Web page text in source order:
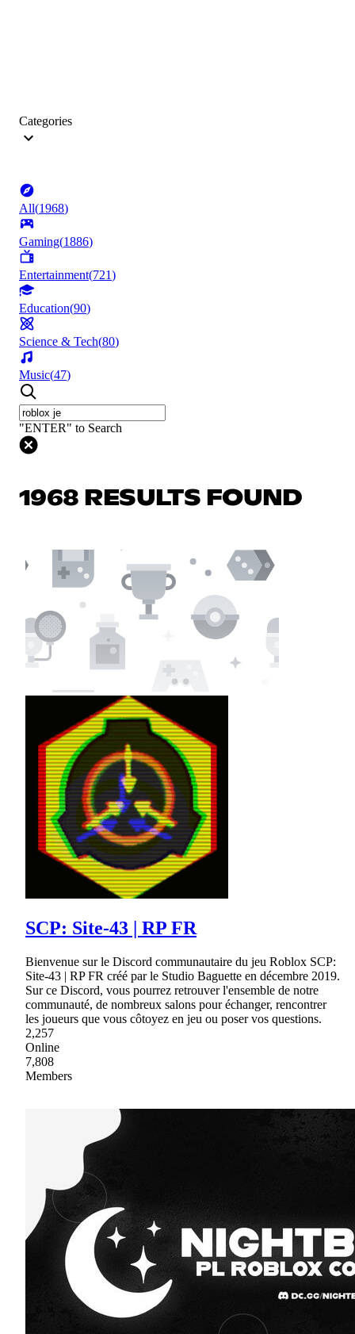
Categories
All(1968)
Gaming(1886)
Entertainment(721)
Education(90)
Science & Tech(80)
Music(47)
"ENTER" to Search
1968 RESULTS FOUND
SCP: Site-43 | RP FR
Bienvenue sur le Discord communautaire du jeu Roblox SCP:
Site-43 | RP FR créé par le Studio Baguette en décembre 2019.
Sur ce Discord, vous pourrez retrouver l'ensemble de notre
communauté, de nombreux salons pour échanger, rencontrer
les joueurs que vous côtoyez en jeu ou poser vos questions.
2,257
Online
7,808
Members